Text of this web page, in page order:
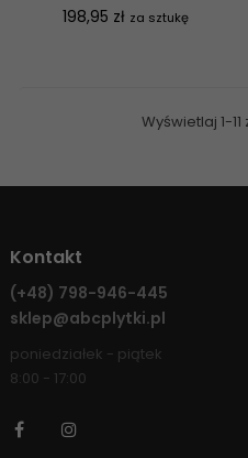
Cena
198,95 zł za sztukę
Wyświetlaj 1-
Kontakt
(+48) 798-946-445
sklep@abcplytki.pl
poniedziałek - piątek
8:00 - 17:00
Facebook